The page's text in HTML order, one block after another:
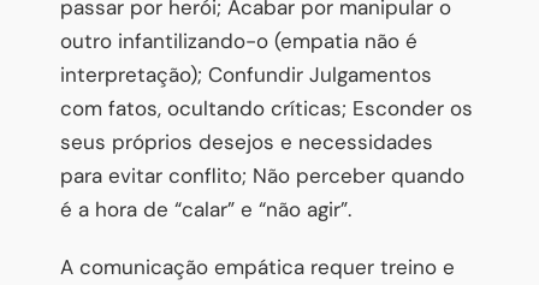
passar por herói; Acabar por manipular o
outro infantilizando-o (empatia não é
interpretação); Confundir Julgamentos
com fatos, ocultando críticas; Esconder os
seus próprios desejos e necessidades
para evitar conflito; Não perceber quando
é a hora de “calar” e “não agir”.
A comunicação empática requer treino e